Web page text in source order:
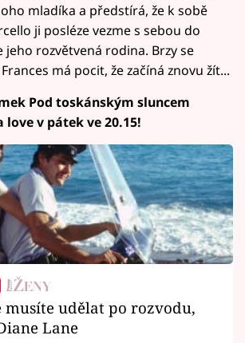
mladíka a předstírá, že k sobě
ji posléze vezme s sebou do
jeho rozvětvená rodina. Brzy se
má pocit, že začíná znovu žít...
Pod toskánským sluncem
v pátek ve 20.15!
musíte udělat po rozvodu,
Lane